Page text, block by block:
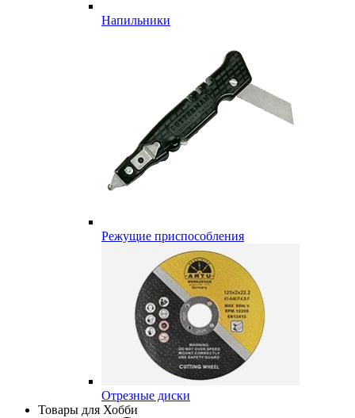
Напильники
Режущие приспособления
Отрезные диски
Товары для Хобби